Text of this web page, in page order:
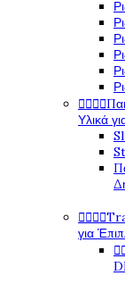

Υλικά

για
